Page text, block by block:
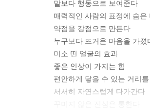
말보다 행동으로 보여준다
매력적인 사람의 표정에 숨은
약점을 강점으로 만든다
누구보다 뜨거운 마음을 가졌
미소 띤 얼굴의 효과
좋은 인상이 가지는 힘
편안하게 닿을 수 있는 거리
서서히 자연스럽게 다가간다